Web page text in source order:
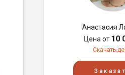
Анастасия
Цена от 10
Скачать